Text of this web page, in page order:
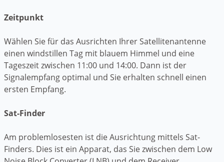
Zeitpunkt
Wählen Sie für das Ausrichten Ihrer Satellitenantenne
einen windstillen Tag mit blauem Himmel und eine
Tageszeit zwischen 11:00 und 14:00. Dann ist der
Signalempfang optimal und Sie erhalten schnell einen
ersten Empfang.
Sat-Finder
Am problemlosesten ist die Ausrichtung mittels Sat-
Finders. Dies ist ein Apparat, das Sie zwischen dem Low